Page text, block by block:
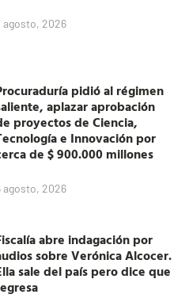
agosto, 2026
pidió al régimen
aplazar aprobación
proyectos de Ciencia,
e Innovación por
de $ 900.000 millones
agosto, 2026
abre indagación por
sobre Verónica Alcocer.
sale del país pero dice que